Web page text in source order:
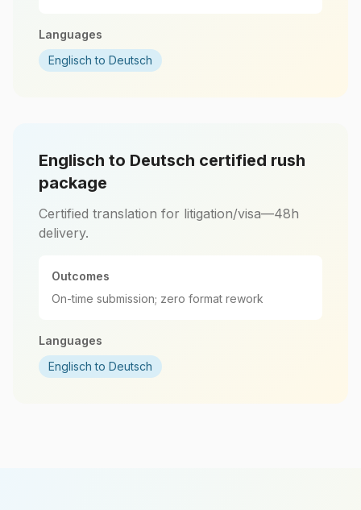
Languages
Englisch to Deutsch
Englisch to Deutsch certified rush
package
Certified translation for litigation/visa—48h
delivery.
Outcomes
On-time submission; zero format rework
Languages
Englisch to Deutsch